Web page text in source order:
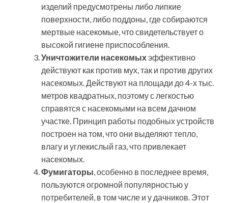
изделий предусмотрены либо липкие
поверхности, либо поддоны, где собираются
мертвые насекомые, что свидетельствует о
высокой гигиене приспособления.
Уничтожители насекомыхэффективно
действуют как против мух, так и против других
насекомых. Действуют на площади до 4-х тыс.
метров квадратных, поэтому с легкостью
справятся с насекомыми на всем дачном
участке. Принцип работы подобных устройств
построен на том, что они выделяют тепло,
влагу и углекислый газ, что привлекает
насекомых.
Фумигаторы, особенно в последнее время,
пользуются огромной популярностью у
потребителей, в том числе и у дачников. Этот